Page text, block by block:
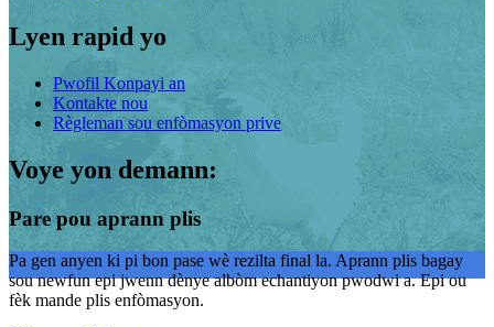
Lyen rapid yo
Pwofil Konpayi an
Kontakte nou
Règleman sou enfòmasyon prive
Voye yon demann:
Pare pou aprann plis
Pa gen anyen ki pi bon pase wè rezilta final la. Aprann plis bagay
sou newfun epi jwenn dènye albòm echantiyon pwodwi a. Epi ou
fèk mande plis enfòmasyon.